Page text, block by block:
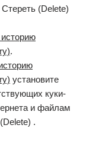
(Delete)
.
установите
куки-
и файлам
.